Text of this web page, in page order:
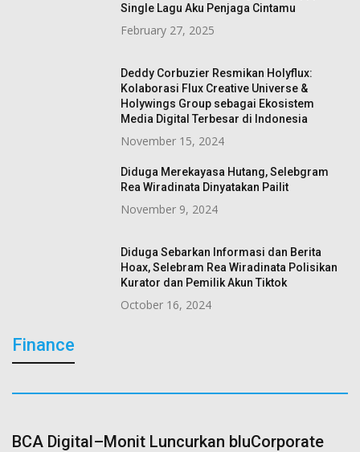
Single Lagu Aku Penjaga Cintamu
February 27, 2025
Deddy Corbuzier Resmikan Holyflux:
Kolaborasi Flux Creative Universe &
Holywings Group sebagai Ekosistem
Media Digital Terbesar di Indonesia
November 15, 2024
Diduga Merekayasa Hutang, Selebgram
Rea Wiradinata Dinyatakan Pailit
November 9, 2024
Diduga Sebarkan Informasi dan Berita
Hoax, Selebram Rea Wiradinata Polisikan
Kurator dan Pemilik Akun Tiktok
October 16, 2024
Finance
BCA Digital–Monit Luncurkan bluCorporate